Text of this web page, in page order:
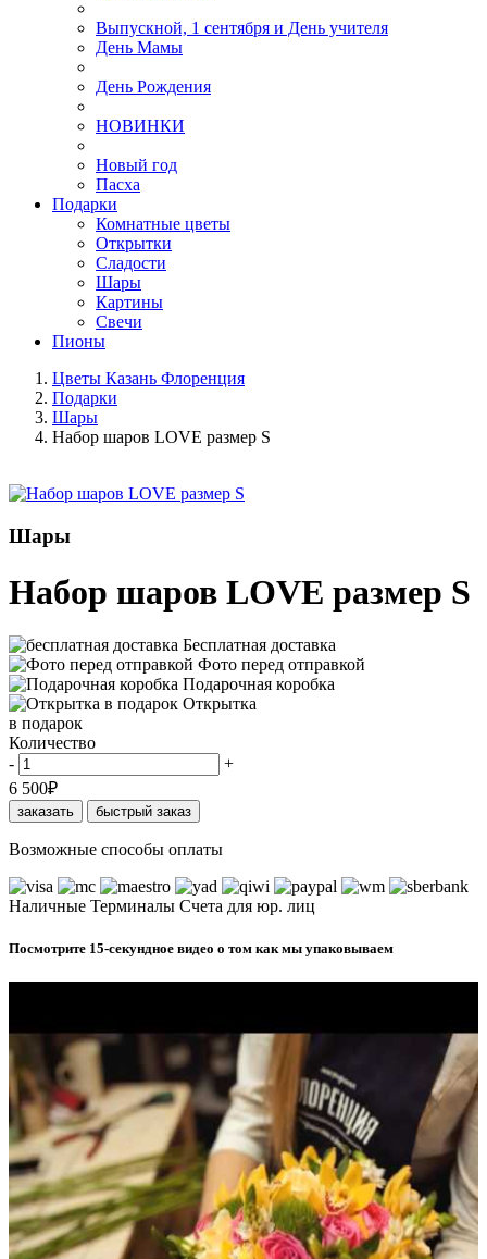
Выпускной, 1 сентября и День учителя
День Мамы
День Рождения
НОВИНКИ
Новый год
Пасха
Подарки
Комнатные цветы
Открытки
Сладости
Шары
Картины
Свечи
Пионы
Цветы Казань Флоренция
Подарки
Шары
Набор шаров LOVE размер S
Шары
Набор шаров LOVE размер S
Бесплатная доставка
Фото перед отправкой
Подарочная коробка
Открытка
в подарок
Количество
-
+
6 500₽
заказать быстрый заказ
Возможные способы оплаты
Наличные Терминалы Счета для юр. лиц
Посмотрите 15-секундное видео о том как мы упаковываем